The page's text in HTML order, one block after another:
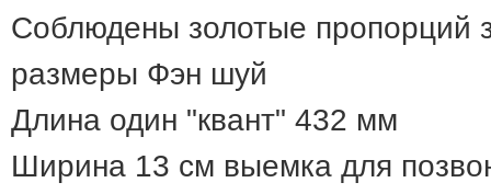
Соблюдены золотые пропорций
размеры Фэн шуй
Длина один "квант" 432 мм
Ширина 13 см выемка для